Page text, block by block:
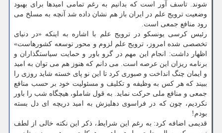
شوند. تاسف آور است که بدانیم به رغم تمامی امیدها برای بهبود
وضعیت ترویج علم در ایران باز هم نشان داده شد آنچه به مسلخ می
رود منافع جمعی است.
رئیس کرسی یونسکو در ترویج علم با اشاره به اینکه «در دنیای
تخصصی شده امروز، ترویج علم لزوم و محور توسعه کشورهاست»
اظهار داشت: انجام این مهم در گرو باور و حمایت سیاستگذاران و
برنامه ریزان این عرصه است. می دانم که هنوز هم می توان به امید
و ایمان چنگ انداخت و صبوری کرد تا این نو پای خسته شاید روزی را
ببیند که هر کس به وظیفه و تکلیف و مسئولیت خود بر حسب منافع
جمعی و منافع ملی حرکت نماید. به قول شاملو، هیچگاه شب را باور
نکردیم، چون که در فراسوی دهلیزش به امید دریچه ای دل بسته
بودم!
قدیمی اضافه کرد: به رغم این شرایط، ذکر این نکته خالی از لطف